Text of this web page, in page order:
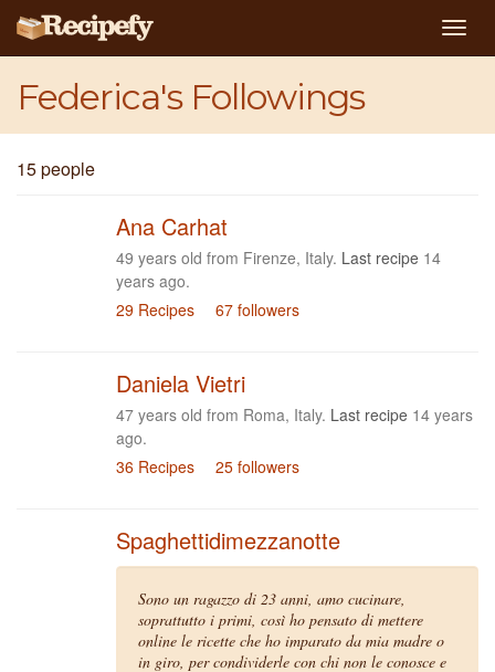
Federica's Followings
15 people
Ana Carhat
49 years old from Firenze, Italy. Last recipe 14
years ago.
29 Recipes
67 followers
Daniela Vietri
47 years old from Roma, Italy. Last recipe 14 years
ago.
36 Recipes
25 followers
Spaghettidimezzanotte
Sono un ragazzo di 23 anni, amo cucinare,
soprattutto i primi, così ho pensato di mettere
online le ricette che ho imparato da mia madre o
in giro, per condividerle con chi non le conosce e